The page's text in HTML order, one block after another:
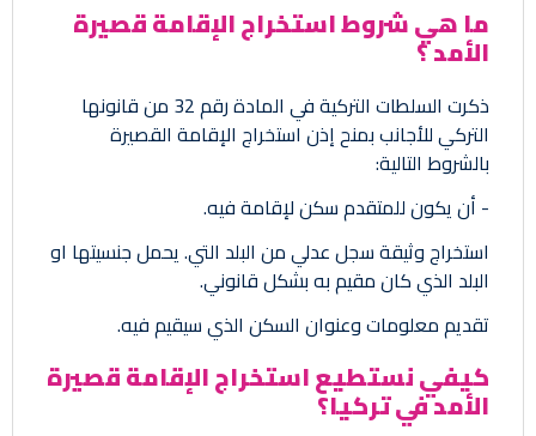
ما هي شروط استخراج الإقامة قصيرة
الأمد ؟
ذكرت السلطات التركية في المادة رقم 32 من قانونها
التركي للأجانب بمنح إذن استخراج الإقامة القصيرة
بالشروط التالية:
- أن يكون للمتقدم سكن لإقامة فيه.
استخراج وثيقة سجل عدلي من البلد التي. يحمل جنسيتها او
البلد الذي كان مقيم به بشكل قانوني.
تقديم معلومات وعنوان السكن الذي سيقيم فيه.
كيفي نستطيع استخراج الإقامة قصيرة
الأمد في تركيا؟